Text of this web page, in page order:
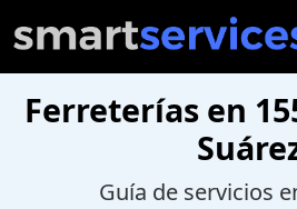
Ferreterías en
Guía de servicios